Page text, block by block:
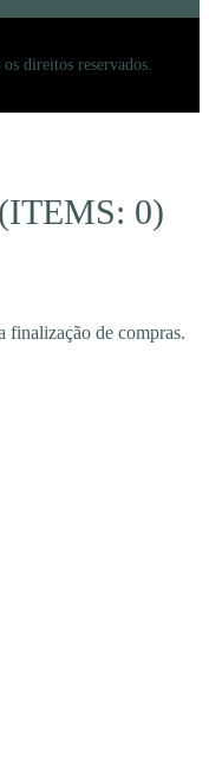
direitos reservados.
(ITEMS: 0)
finalização de compras.